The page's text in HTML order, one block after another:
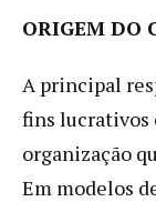
ORIGEM DO
A principal
fins lucrativos
organização
Em modelos